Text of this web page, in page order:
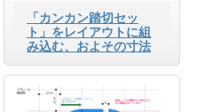
「カンカン踏切セッ
ト」をレイアウトに組
み込む、およその寸法